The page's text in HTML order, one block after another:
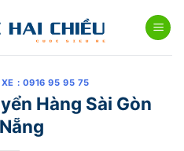
XE : 0916 95 95 75
Hàng Sài Gòn